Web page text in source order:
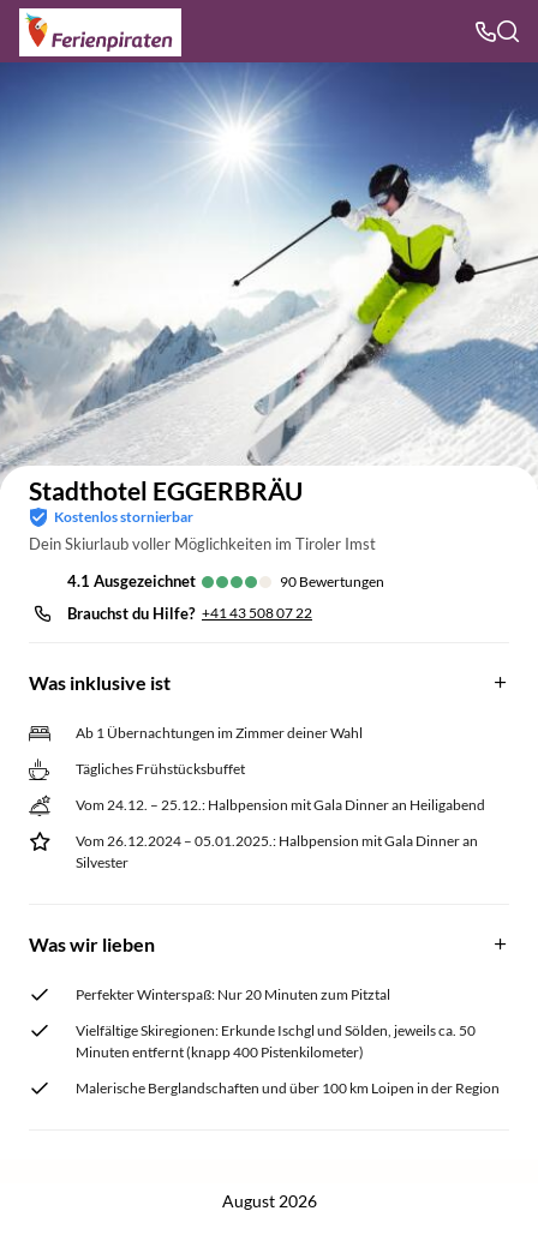
Auf der Karte anzeigen
Stadthotel EGGERBRÄU
Kostenlos stornierbar
Dein Skiurlaub voller Möglichkeiten im Tiroler Imst
4.1
ausgezeichnet 90 Bewertungen
Brauchst du Hilfe? +41 43 508 07 22
Was inklusive ist
Ab 1 Übernachtungen im Zimmer deiner Wahl
Tägliches Frühstücksbuffet
Vom 24.12. – 25.12.: Halbpension mit Gala Dinner an Heiligabend
Vom 26.12.2024 – 05.01.2025.: Halbpension mit Gala Dinner an
Silvester
Was wir lieben
Perfekter Winterspaß: Nur 20 Minuten zum Pitztal
Vielfältige Skiregionen: Erkunde Ischgl und Sölden, jeweils ca. 50
Minuten entfernt (knapp 400 Pistenkilometer)
Malerische Berglandschaften und über 100 km Loipen in der Region
August 2026